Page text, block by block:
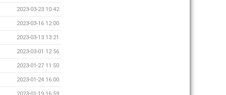
2023-03-23 10:42
2023-03-16 12:00
2023-03-13 13:21
2023-03-01 12:56
2023-01-27 11:50
2023-01-24 16:00